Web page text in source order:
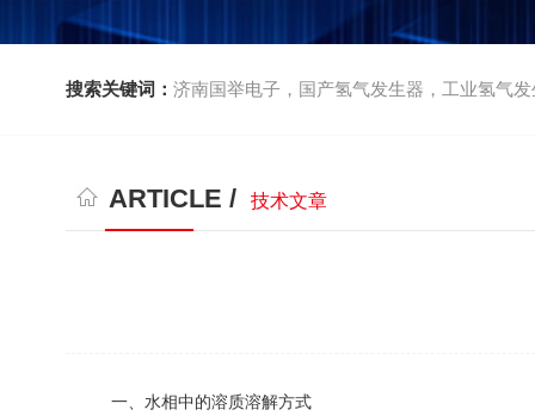
搜索关键词： 济南国举电子，国产氢气发生器，工业氢气
ARTICLE / 技术文章
一、水相中的溶质溶解方式